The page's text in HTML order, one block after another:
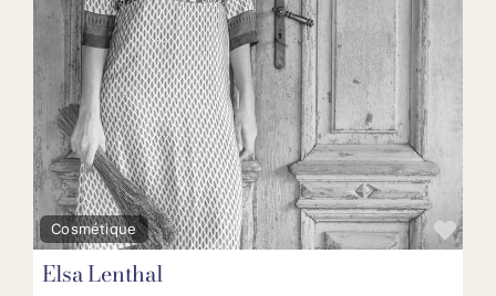
Cosmétique
Elsa Lenthal